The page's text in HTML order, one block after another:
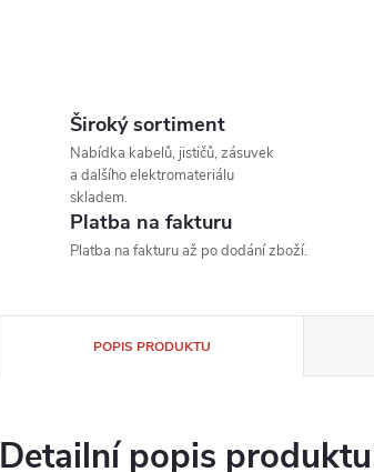
Široký sortiment
Nabídka kabelů, jističů, zásuvek
a dalšího elektromateriálu
skladem.
Platba na fakturu
Platba na fakturu až po dodání zboží.
POPIS PRODUKTU
Detailní popis produktu